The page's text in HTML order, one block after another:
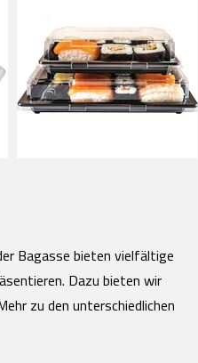
Bagasse bieten vielfältige
Dazu bieten wir
zu den unterschiedlichen